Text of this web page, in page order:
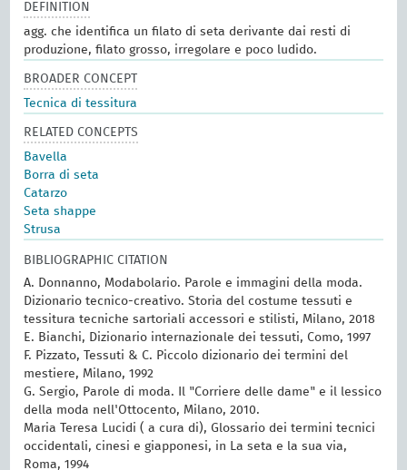
DEFINITION
agg. che identifica un filato di seta derivante dai resti di
produzione, filato grosso, irregolare e poco ludido.
BROADER CONCEPT
Tecnica di tessitura
RELATED CONCEPTS
Bavella
Borra di seta
Catarzo
Seta shappe
Strusa
BIBLIOGRAPHIC CITATION
A. Donnanno, Modabolario. Parole e immagini della moda.
Dizionario tecnico-creativo. Storia del costume tessuti e
tessitura tecniche sartoriali accessori e stilisti, Milano, 2018
E. Bianchi, Dizionario internazionale dei tessuti, Como, 1997
F. Pizzato, Tessuti & C. Piccolo dizionario dei termini del
mestiere, Milano, 1992
G. Sergio, Parole di moda. Il "Corriere delle dame" e il lessico
della moda nell'Ottocento, Milano, 2010.
Maria Teresa Lucidi ( a cura di), Glossario dei termini tecnici
occidentali, cinesi e giapponesi, in La seta e la sua via,
Roma, 1994